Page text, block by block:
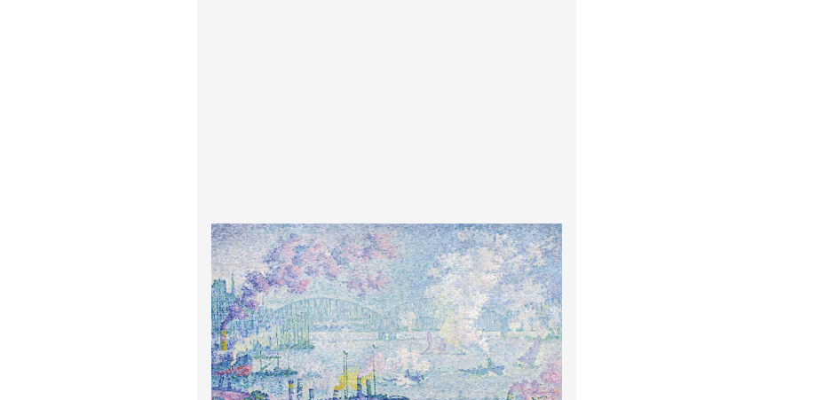
یوهانس فرمیر
پرفروش‌ترین تابلوها